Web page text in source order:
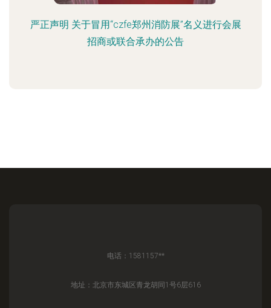
严正声明 关于冒用“czfe郑州消防展”名义进行会展
招商或联合承办的公告
电话：1581157**
地址：北京市东城区青龙胡同1号6层616